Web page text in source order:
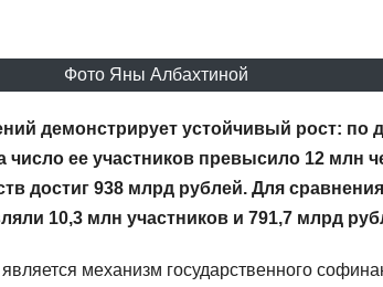
Фото Яны Албахтиной
демонстрирует устойчивый рост: по
число ее участников превысило 12 млн
достиг 938 млрд рублей. Для
10,3 млн участников и 791,7 млрд
механизм государственного